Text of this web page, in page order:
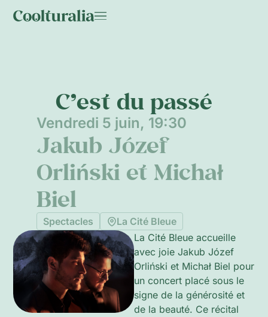
C’est du passé
Vendredi 5 juin, 19:30
Jakub Józef
Orliński et Michał
Biel
Spectacles
La Cité Bleue
La Cité Bleue accueille
avec joie Jakub Józef
Orliński et Michał Biel pour
un concert placé sous le
signe de la générosité et
de la beauté. Ce récital